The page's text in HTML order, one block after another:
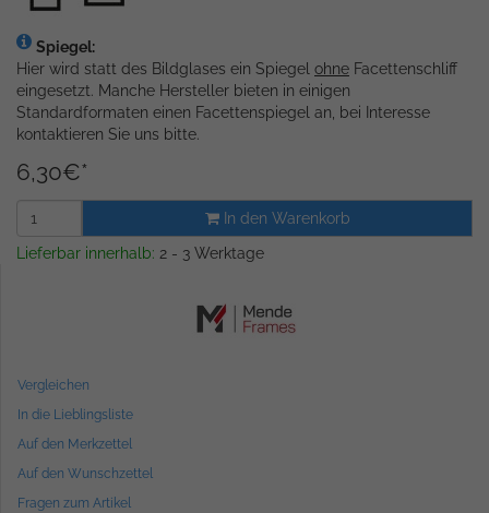
Spiegel:
Hier wird statt des Bildglases ein Spiegel ohne Facettenschliff
eingesetzt. Manche Hersteller bieten in einigen
Standardformaten einen Facettenspiegel an, bei Interesse
kontaktieren Sie uns bitte.
6,30€*
In den Warenkorb
Lieferbar innerhalb: 2 - 3 Werktage
Vergleichen
In die Lieblingsliste
Auf den Merkzettel
Auf den Wunschzettel
Fragen zum Artikel